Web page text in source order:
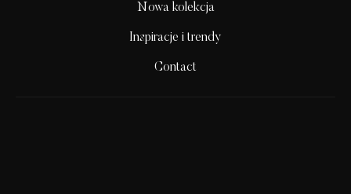
Nowa kolekcja
Inspiracje i trendy
Contact